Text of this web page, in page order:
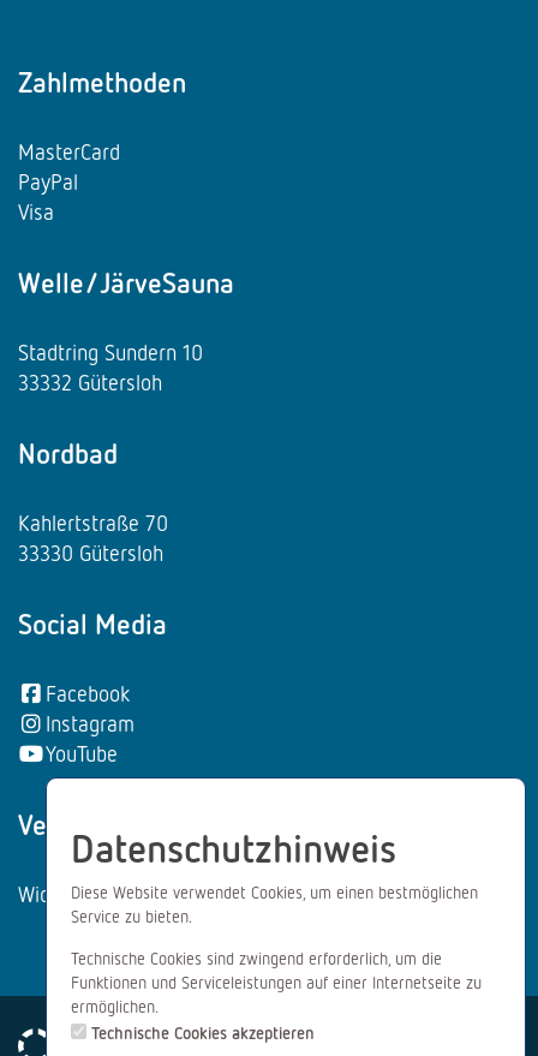
Zahlmethoden
MasterCard
PayPal
Visa
Welle/JärveSauna
Stadtring Sundern 10
33332 Gütersloh
Nordbad
Kahlertstraße 70
33330 Gütersloh
Social Media
Facebook
Instagram
YouTube
Vertrag wiederrufen:
Widerrufsformular
Datenschutzhinweis
Diese Website verwendet Cookies, um einen bestmöglichen
Service zu bieten.
Technische Cookies sind zwingend erforderlich, um die
Funktionen und Serviceleistungen auf einer Internetseite zu
ermöglichen.
Technische Cookies akzeptieren